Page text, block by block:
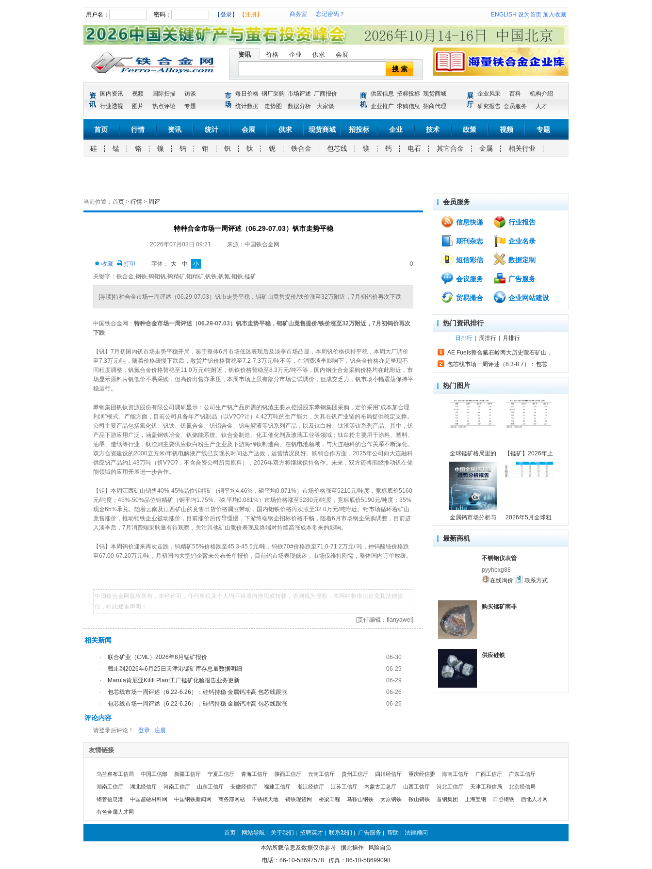
用户名： 密码： 【登录】 【注册】 商务室 忘记密码？ ENGLISH 设为首页 加入收藏
资讯 价格 企业 供求 会展
搜 索
资
讯
国内资讯 视频 国际扫描
访谈
行业透视
图片 热点评论 专题
市
场
每日价格 钢厂采购 市场评述 厂商报价
统计数据
走势图 数据分析 大家谈
商
机
供应信息 招标投标 现货商城
企业推广 求购信息 招商代理
展
厅
企业风采 百科
机构介绍
研究报告 会员服务 人才
首页 行情 资讯 统计 会展 供求 现货商城 招投标 企业 技术 政策 视频 专题
硅 锰 铬 镍 钨 钼 钒 钛 铌 铁合金 包芯线 镁 钙 电石 其它合金 金属 相关行业
当前位置： 首页 > 行情 > 周评
特种合金市场一周评述（06.29-07.03）钒市走势平稳
2026年07月03日 09:21 来源：中国铁合金网
收藏 打印 字体： 大 中 小
0
关键字：铁合金,钢铁,钨钼钒,钨精矿,钼精矿,钒铁,钒氮,钼铁,锰矿
[导读]特种合金市场一周评述（06.29-07.03）钒市走势平稳，钼矿山竟售提价/铁价涨至32万附近，7月初钨价再次下跌
中国铁合金网： 特种合金市场一周评述（06.29-07.03）钒市走势平稳，钼矿山竟售提价/铁价涨至32万附近， 7 月初钨价再次
下跌
【钒】7月初国内钒市场走势平稳开局，鉴于整体6月市场低迷表现后及淡季市场凸显，本周钒价格保持平稳，本周大厂调价
至7.3万元/吨，随着价格缓慢下跌后，散货片钒价格暂稳至7.2-7.3万元/吨不等，在消费淡季影响下，钒合金价格亦是呈现不
同程度调整，钒氮合金价格暂稳至11.0万元/吨附近，钒铁价格暂稳至8.3万元/吨不等，国内钢企合金采购价格均在此附近，市
场显示原料片钒低价不易采购，但高价出售亦承压，本周市场上虽有部分市场尝试调价，但成交乏力，钒市场小幅震荡保持平
稳运行。
攀钢集团钒钛资源股份有限公司调研显示：公司生产钒产品所需的钒渣主要从控股股东攀钢集团采购，定价采用“成本加合理
利润”模式。产能方面，目前公司具备年产钒制品（以V?O?计）4.42万吨的生产能力，为其在钒产业链的布局提供稳定支撑。
公司主要产品包括氧化钒、钒铁、钒氮合金、钒铝合金、钒电解液等钒系列产品，以及钛白粉、钛渣等钛系列产品。其中，钒
产品下游应用广泛，涵盖钢铁冶金、钒储能系统、钛合金制造、化工催化剂及玻璃工业等领域；钛白粉主要用于涂料、塑料、
油墨、造纸等行业，钛渣则主要供应钛白粉生产企业及下游海绵钛制造商。在钒电池领域，与大连融科的合作关系不断深化。
双方合资建设的2000立方米/年钒电解液产线已实现长时间达产达效，运营情况良好。购销合作方面，2025年公司向大连融科
供应钒产品约1.43万吨（折V?O?，不含合资公司所需原料），2026年双方将继续保持合作。未来，双方还将围绕推动钒在储
能领域的应用开展进一步合作。
【钼】本周江西矿山销售40%-45%品位钼精矿（铜平均4.46%，磷平均0.071%）市场价格涨至5210元/吨度，竞标底价5160
元/吨度；45%-50%品位钼精矿（铜平均1.75%、磷:平均0.081%）市场价格涨至5280元/吨度，竞标底价5190元/吨度；35%
现金65%承兑。随着云南及江西矿山的竟售出货价格调涨带动，国内钼铁价格再次涨至32.0万元/吨附近。钼市场循环着矿山
竟售涨价，推动钼铁企业被动涨价，目前涨价后传导缓慢，下游终端钢企招标价格不畅，随着6月市场钢企采购调整，目前进
入淡季后，7月消费端采购量有待观察，关注其他矿山竞价表现及终端对持续高涨成本带来的影响。
【钨】本周钨价迎来再次走跌，钨精矿55%价格跌至45.3-45.5元/吨，钨铁70#价格跌至71.0-71.2万元/ 吨，仲钨酸铵价格跌
至67.00-67.20万元/吨，月初国内大型钨企暂未公布长单报价，目前钨市场表现低迷，市场仅维持刚需，整体国内订单放缓。
中国铁合金网版权所有，未经许可，任何单位及个人均不得擅自拷贝或转载，否则视为侵权，本网站将依法追究其法律责
任，特此郑重声明！
[责任编辑：tianyawei]
相关新闻
· 联合矿业（CML）2026年8月锰矿报价
06-30
·
截止到2026年6月25日天津港锰矿库存总量数据明细
06-29
·
Marula肯尼亚Kilifi Plant工厂锰矿化验报告业务更新
06-29
·
包芯线市场一周评述（6.22-6.26）：硅钙持稳 金属钙冲高 包芯线跟涨
06-26
·
包芯线市场一周评述（6.22-6.26）：硅钙持稳 金属钙冲高 包芯线跟涨 06-26
评论内容
请登录后评论！ 登录 注册
会员服务
信息快递 行业报告
期刊杂志 企业名录
短信彩信 数据定制
会议服务 广告服务
贸易撮合 企业网站建设
热门资讯排行
日排行 周排行 月排行
AE Fuels整合氟石岭两大历史萤石矿山，
包芯线市场一周评述（8.3-8.7）：包芯
热门图片
全球锰矿格局里的 【锰矿】2026年上
金属钙市场分析与 2026年5月全球粗
最新商机
不锈钢仪表管
pyyhbxg88
在线询价
联系方式
购买锰矿南非
供应硅铁
友情链接
乌兰察布工信局 中国工信部 新疆工信厅 宁夏工信厅 青海工信厅 陕西工信厅 云南工信厅 贵州工信厅 四川经信厅 重庆经信委 海南工信厅 广西工信厅 广东工信厅
湖南工信厅 湖北经信厅 河南工信厅 山东工信厅 安徽经信厅 福建工信厅 浙江经信厅 江苏工信厅 内蒙古工息厅 山西工信厅 河北工信厅 天津工和信局 北京经信局
钢管信息港 中国超硬材料网 中国钢铁新闻网 商务部网站 不锈钢天地 钢铁现货网 桥梁工程 马鞍山钢铁 太原钢铁 鞍山钢铁 首钢集团 上海宝钢 日照钢铁 西北人才网
有色金属人才网
首页 | 网站导航 | 关于我们 | 招聘英才 | 联系我们 | 广告服务 | 帮助 | 法律顾问
本站所载信息及数据仅供参考 据此操作 风险自负
电话：86-10-58697578 传真：86-10-58699098